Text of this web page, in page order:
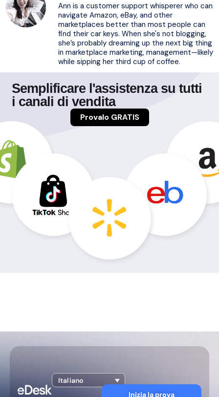
Ann is a customer support whisperer who can
navigate Amazon, eBay, and other
marketplaces better than most people can
find their car keys. When she's not blogging,
she’s probably dreaming up the next big thing
in marketplace marketing, management—likely
while sipping her third cup of coffee.
Semplificare l'assistenza su tutti
i canali di vendita
Provalo GRATIS
Italiano
Inizia la prova